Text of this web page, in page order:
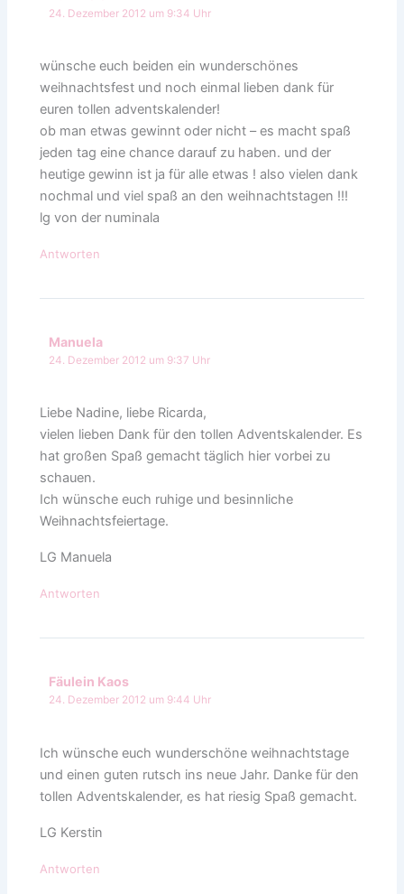
24. Dezember 2012 um 9:34 Uhr
wünsche euch beiden ein wunderschönes
weihnachtsfest und noch einmal lieben dank für
euren tollen adventskalender!
ob man etwas gewinnt oder nicht – es macht spaß
jeden tag eine chance darauf zu haben. und der
heutige gewinn ist ja für alle etwas ! also vielen dank
nochmal und viel spaß an den weihnachtstagen !!!
lg von der numinala
Antworten
Manuela
24. Dezember 2012 um 9:37 Uhr
Liebe Nadine, liebe Ricarda,
vielen lieben Dank für den tollen Adventskalender. Es
hat großen Spaß gemacht täglich hier vorbei zu
schauen.
Ich wünsche euch ruhige und besinnliche
Weihnachtsfeiertage.
LG Manuela
Antworten
Fäulein Kaos
24. Dezember 2012 um 9:44 Uhr
Ich wünsche euch wunderschöne weihnachtstage
und einen guten rutsch ins neue Jahr. Danke für den
tollen Adventskalender, es hat riesig Spaß gemacht.
LG Kerstin
Antworten